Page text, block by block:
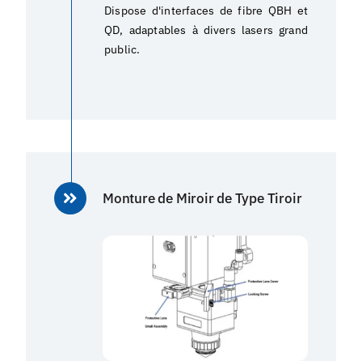
Dispose d'interfaces de fibre QBH et
QD, adaptables à divers lasers grand
public.
Monture de Miroir de Type Tiroir